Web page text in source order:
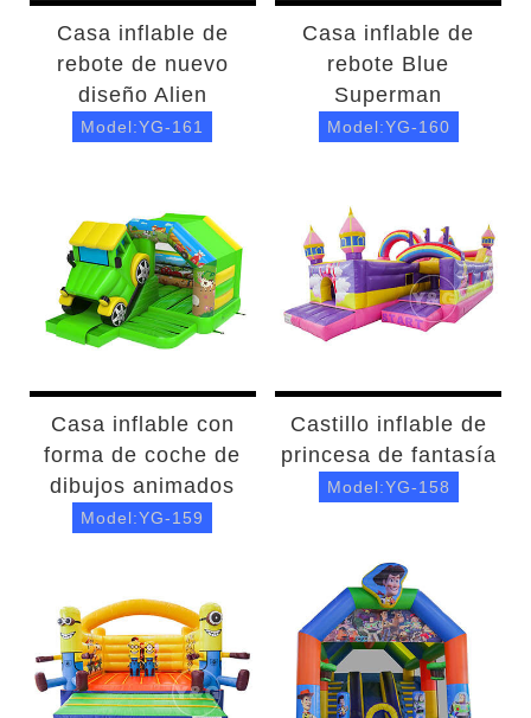
Casa inflable de
rebote de nuevo
diseño Alien
Model:YG-161
Casa inflable de
rebote Blue
Superman
Model:YG-160
Casa inflable con
forma de coche de
dibujos animados
Model:YG-159
Castillo inflable de
princesa de fantasía
Model:YG-158